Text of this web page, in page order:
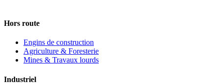
Hors route
Engins de construction
Agriculture & Foresterie
Mines & Travaux lourds
Industriel